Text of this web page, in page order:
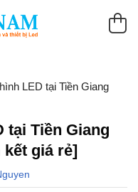
LED tại Tiền Giang
tại Tiền Giang
kết giá rẻ]